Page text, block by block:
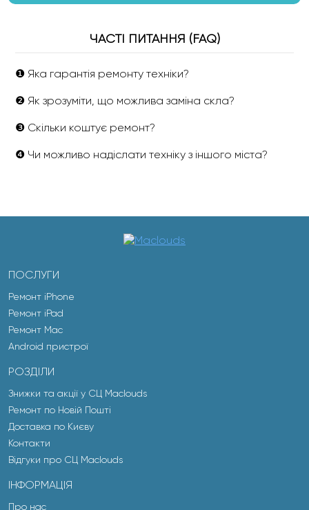
ЧАСТІ ПИТАННЯ (FAQ)
❶ Яка гарантія ремонту техніки?
❷ Як зрозуміти, що можлива заміна скла?
❸ Скільки коштує ремонт?
❹ Чи можливо надіслати техніку з іншого міста?
ПОСЛУГИ
Ремонт iPhone
Ремонт iPad
Ремонт Mac
Android пристрої
РОЗДІЛИ
Знижки та акції у СЦ Maclouds
Ремонт по Новій Пошті
Доставка по Києву
Контакти
Відгуки про СЦ Maclouds
ІНФОРМАЦІЯ
Про нас